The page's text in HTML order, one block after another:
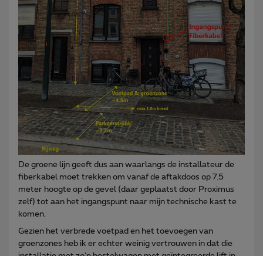
De groene lijn geeft dus aan waarlangs de installateur de
fiberkabel moet trekken om vanaf de aftakdoos op 7.5
meter hoogte op de gevel (daar geplaatst door Proximus
zelf) tot aan het ingangspunt naar mijn technische kast te
komen.
Gezien het verbrede voetpad en het toevoegen van
groenzones heb ik er echter weinig vertrouwen in dat die